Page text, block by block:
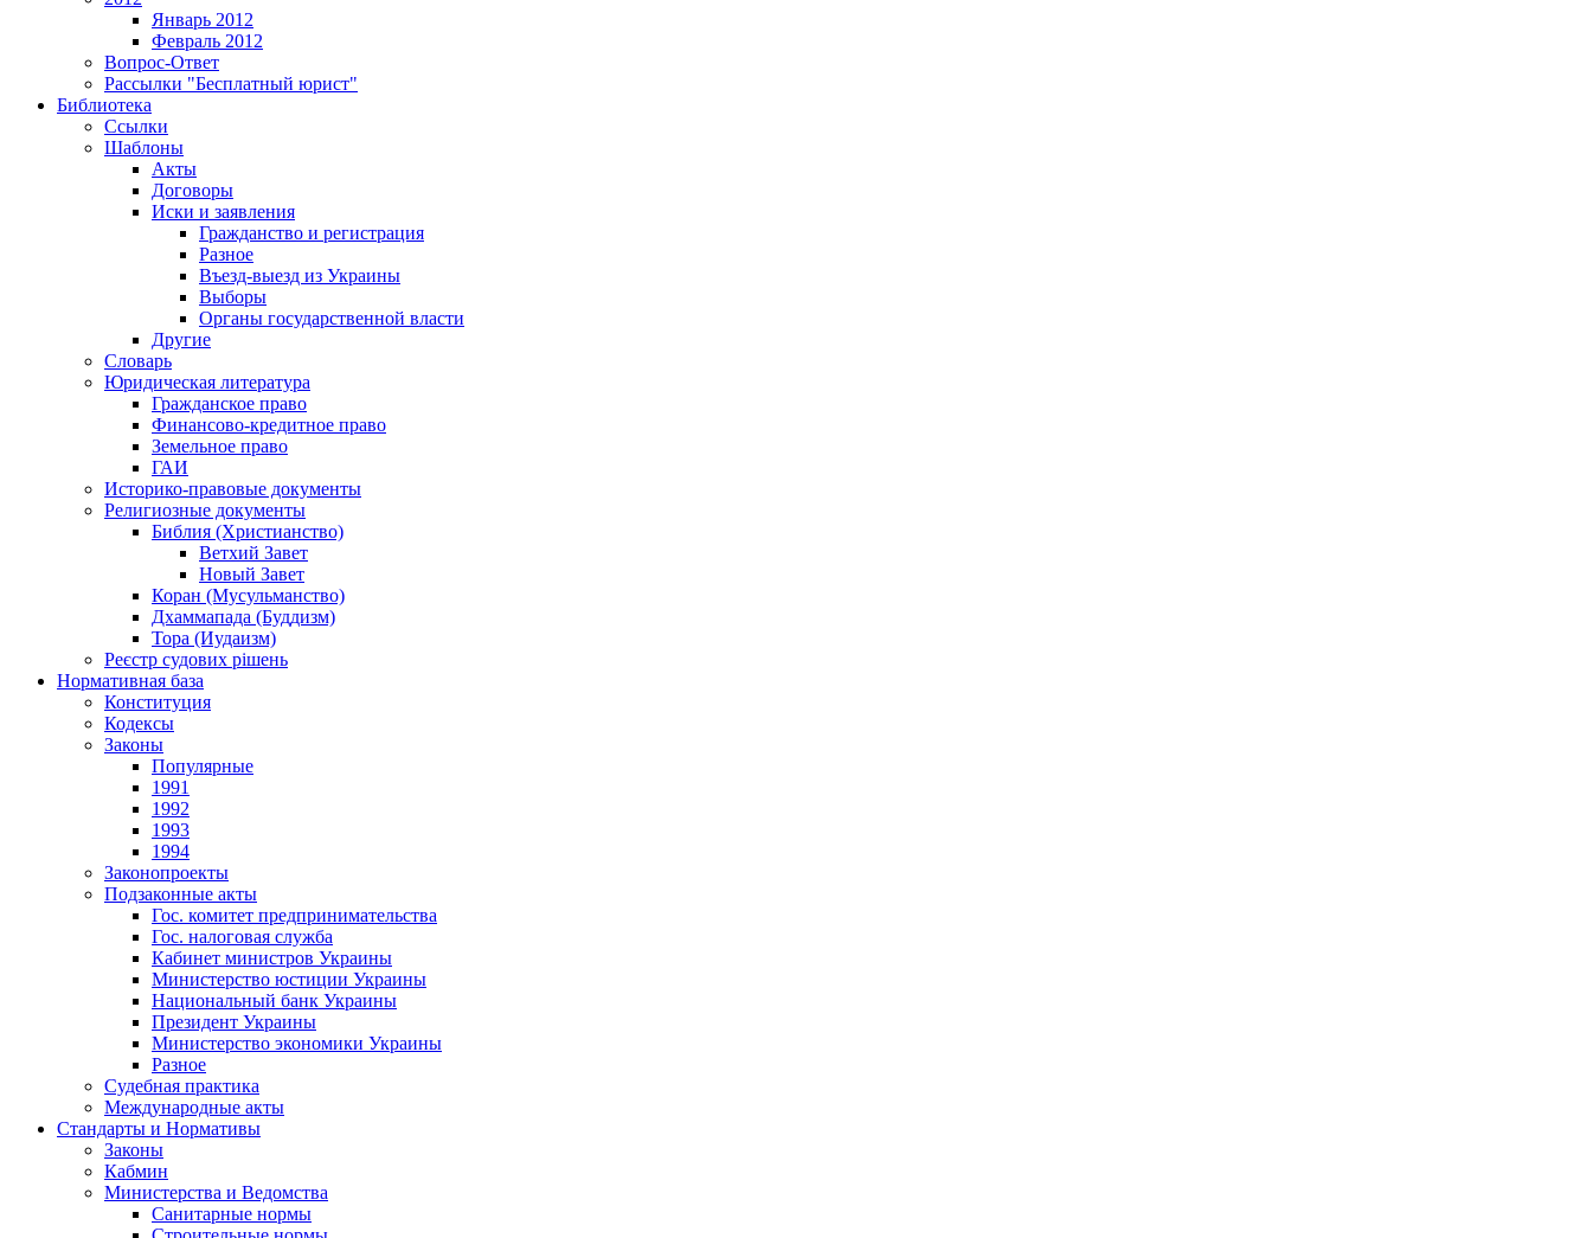
Январь 2012
Февраль 2012
Вопрос-Ответ
Рассылки "Бесплатный юрист"
Библиотека
Ссылки
Шаблоны
Акты
Договоры
Иски и заявления
Гражданство и регистрация
Разное
Въезд-выезд из Украины
Выборы
Органы государственной власти
Другие
Словарь
Юридическая литература
Гражданское право
Финансово-кредитное право
Земельное право
ГАИ
Историко-правовые документы
Религиозные документы
Библия (Христианство)
Ветхий Завет
Новый Завет
Коран (Мусульманство)
Дхаммапада (Буддизм)
Тора (Иудаизм)
Реєстр судових рішень
Нормативная база
Конституция
Кодексы
Законы
Популярные
1991
1992
1993
1994
Законопроекты
Подзаконные акты
Гос. комитет предпринимательства
Гос. налоговая служба
Кабинет министров Украины
Министерство юстиции Украины
Национальный банк Украины
Президент Украины
Министерство экономики Украины
Разное
Судебная практика
Международные акты
Стандарты и Нормативы
Законы
Кабмин
Министерства и Ведомства
Санитарные нормы